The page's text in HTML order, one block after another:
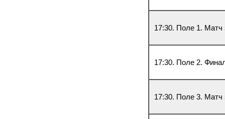
17:30. Поле 1. Матч
17:30. Поле 2.
17:30. Поле 3. Матч